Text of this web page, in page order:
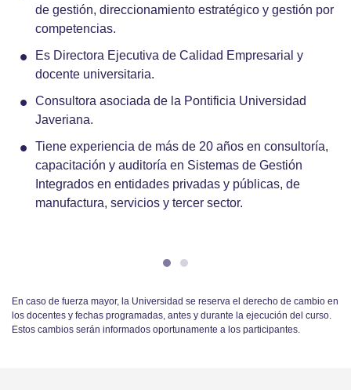
de gestión, direccionamiento estratégico y gestión por
competencias.
Es Directora Ejecutiva de Calidad Empresarial y
docente universitaria.
Consultora asociada de la Pontificia Universidad
Javeriana.
Tiene experiencia de más de 20 años en consultoría,
capacitación y auditoría en Sistemas de Gestión
Integrados en entidades privadas y públicas, de
manufactura, servicios y tercer sector.
En caso de fuerza mayor, la Universidad se reserva el derecho de cambio en
los docentes y fechas programadas, antes y durante la ejecución del curso.
Estos cambios serán informados oportunamente a los participantes.